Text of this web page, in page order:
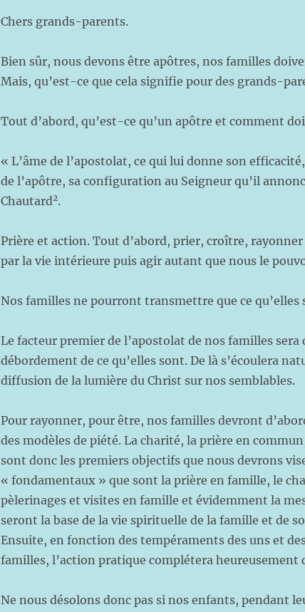
Chers grands-parents.
Bien sûr, nous devons être apôtres, nos familles
Mais, qu’est-ce que cela signifie pour des grands-
Tout d’abord, qu’est-ce qu’un apôtre et comment
« L’âme de l’apostolat, ce qui lui donne son
de l’apôtre, sa configuration au Seigneur qu’il
Chautard2.
Prière et action. Tout d’abord, prier, croître,
par la vie intérieure puis agir autant que nous le
Nos familles ne pourront transmettre que ce qu’elles
Le facteur premier de l’apostolat de nos familles sera
débordement de ce qu’elles sont. De là s’écoulera
diffusion de la lumière du Christ sur nos semblables.
Pour rayonner, pour être, nos familles devront
des modèles de piété. La charité, la prière en
sont donc les premiers objectifs que nous devrons
« fondamentaux » que sont la prière en famille, le
pèlerinages et visites en famille et évidemment la
seront la base de la vie spirituelle de la famille et de
Ensuite, en fonction des tempéraments des uns et
familles, l’action pratique complétera heureusement
Ne nous désolons donc pas si nos enfants, pendant